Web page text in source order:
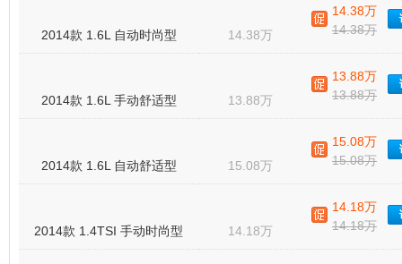
2014款 1.6L 自动时尚型 14.38万
14.38万
14.38万
2014款 1.6L 手动舒适型 13.88万
13.88万
13.88万
2014款 1.6L 自动舒适型 15.08万
15.08万
15.08万
2014款 1.4TSI 手动时尚型 14.18万
14.18万
14.18万